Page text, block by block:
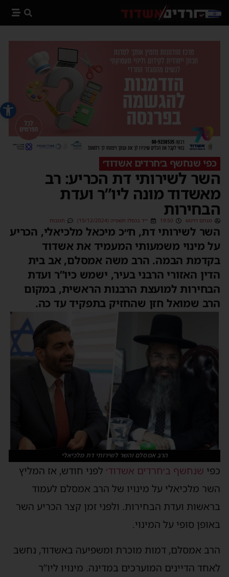
פתח
כפי שנחשף ב׳חרדים אשדוד׳
השר לשירותי דת הכריע: רב
מאשדוד מונה ליו”ר ועדת
הבחירות
מנחם דויטש 19:50 י״ד בכסלו תשפ״ה (15/12/2024) תגובות
השר לשירותי דת, ח״כ מיכאל מלכיאלי, הכריע
על מינוי משמעותי המעמיד את אשדוד
בקדמת הבמה. הרב משה אמסלם, אב בית
הדין האזורי הרבני בעיר, ישמש כיו”ר ועדת
הבחירות למועצת הרבנות הראשית, במקום
הרב שמואל חזן שהחזיק בתפקיד עד כה.
הרב אמסלם והשר לשירותי דת מלכיאלי
כפי שנחשף ב׳חרדים אשדוד׳ לפני חודש, אז המליץ
השר מלכיאלי על מינויו של הרב אמסלם לעמוד
בראשות ועדת הבחירות. ולפני זמן קצר הכריע השר
באופן סופי על המינוי.
הרב אמסלם, דמות מוכרת ומשפיעה באשדוד, נחשב
לאחד הדיינים המוערכים במדינה. מינויו ליו”ר